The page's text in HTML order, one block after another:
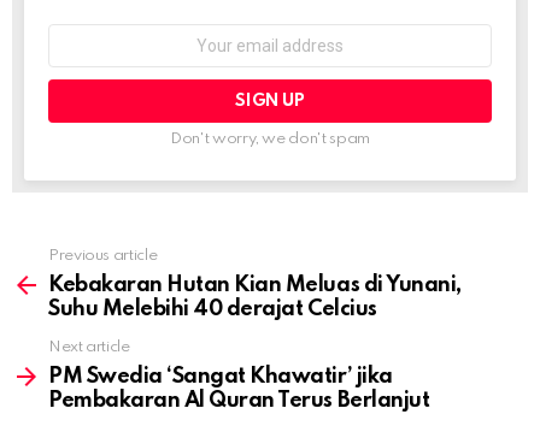
Don't worry, we don't spam
more
Previous article
Kebakaran Hutan Kian Meluas di Yunani,
Suhu Melebihi 40 derajat Celcius
Next article
PM Swedia ‘Sangat Khawatir’ jika
Pembakaran Al Quran Terus Berlanjut